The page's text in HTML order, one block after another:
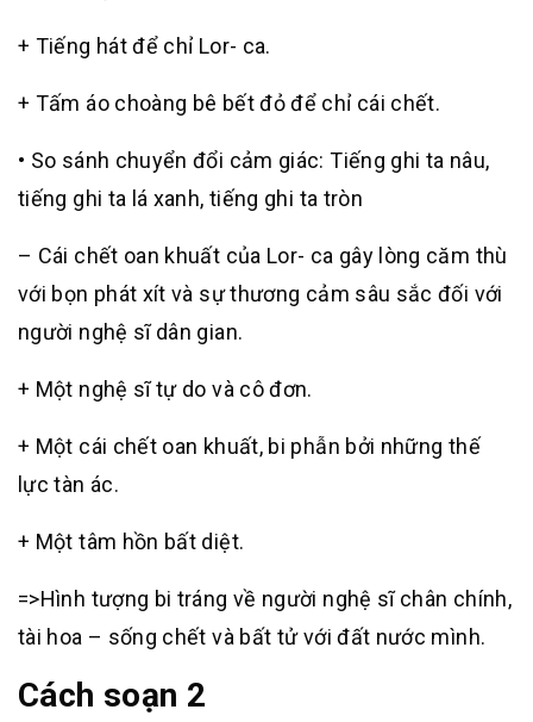
+ Tiếng hát để chỉ Lor- ca.
+ Tấm áo choàng bê bết đỏ để chỉ cái chết.
• So sánh chuyển đổi cảm giác: Tiếng ghi ta nâu,
tiếng ghi ta lá xanh, tiếng ghi ta tròn
– Cái chết oan khuất của Lor- ca gây lòng căm thù
với bọn phát xít và sự thương cảm sâu sắc đối với
người nghệ sĩ dân gian.
+ Một nghệ sĩ tự do và cô đơn.
+ Một cái chết oan khuất, bi phẫn bởi những thế
lực tàn ác.
+ Một tâm hồn bất diệt.
=>Hình tượng bi tráng về người nghệ sĩ chân chính,
tài hoa – sống chết và bất tử với đất nước mình.
Cách soạn 2